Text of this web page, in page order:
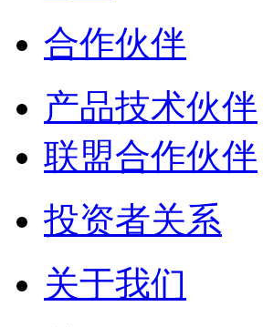
合作伙伴
产品技术伙伴
联盟合作伙伴
投资者关系
关于我们